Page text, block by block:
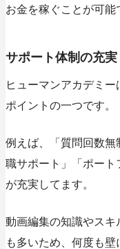
お金を稼ぐことが可能
サポート体制の充実
ヒューマンアカデミ
ポイントの一つです。
例えば、「質問回数
職サポート」「ポート
が充実してます。
動画編集の知識やスキ
も多いため、何度も